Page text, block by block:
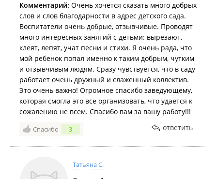
Комментарий: Очень хочется сказать много добрых
слов и слов благодарности в адрес детского сада.
Воспитатели очень добрые, отзывчивые. Проводят
много интересных занятий с детьми: вырезают,
клеят, лепят, учат песни и стихи. Я очень рада, что
мой ребенок попал именно к таким добрым, чутким
и отзывчивым людям. Сразу чувствуется, что в саду
работает очень дружный и слаженный коллектив.
Это очень важно! Огромное спасибо заведующему,
которая смогла это всё организовать, что удается к
сожалению не всем. Спасибо вам за вашу работу!!!
Спасибо 3 ответить
Татьяна С.